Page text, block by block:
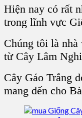
Hiện nay có rất
trong lĩnh vực
Chúng tôi là
từ Cây Lâm
Cây Gáo Trắng
mang đến cho